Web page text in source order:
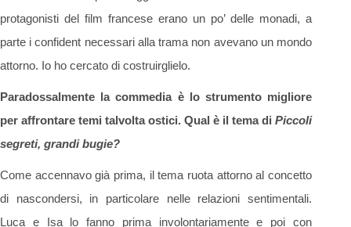
protagonisti del film francese erano un po’ delle monadi, a
parte i confident necessari alla trama non avevano un mondo
attorno. Io ho cercato di costruirglielo.
Paradossalmente la commedia è lo strumento migliore
per affrontare temi talvolta ostici. Qual è il tema di Piccoli
segreti, grandi bugie?
Come accennavo già prima, il tema ruota attorno al concetto
di nascondersi, in particolare nelle relazioni sentimentali.
Luca e Isa lo fanno prima involontariamente e poi con